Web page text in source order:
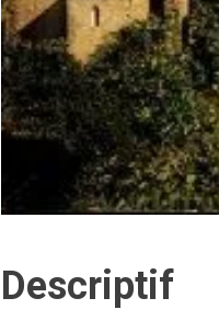
Descriptif